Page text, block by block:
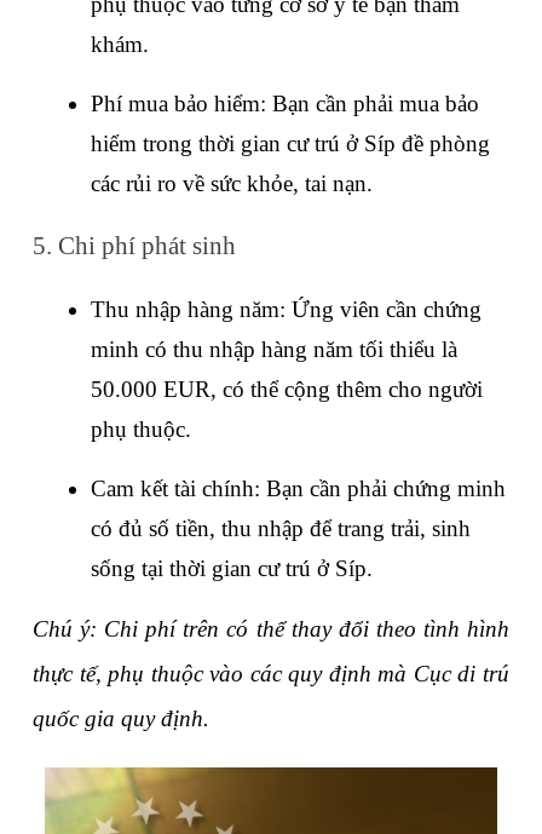
khám.
Phí mua bảo hiểm: Bạn cần phải mua bảo
hiểm trong thời gian cư trú ở Síp đề phòng
các rủi ro về sức khỏe, tai nạn.
5. Chi phí phát sinh
Thu nhập hàng năm: Ứng viên cần chứng
minh có thu nhập hàng năm tối thiểu là
50.000 EUR, có thể cộng thêm cho người
phụ thuộc.
Cam kết tài chính: Bạn cần phải chứng minh
có đủ số tiền, thu nhập để trang trải, sinh
sống tại thời gian cư trú ở Síp.
Chú ý: Chi phí trên có thể thay đổi theo tình hình
thực tế, phụ thuộc vào các quy định mà Cục di trú
quốc gia quy định.